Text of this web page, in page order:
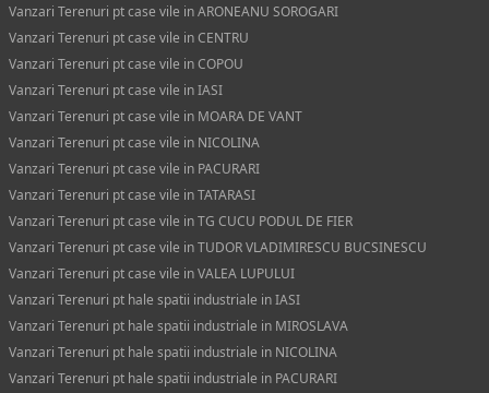
Vanzari Terenuri pt case vile in ARONEANU SOROGARI
Vanzari Terenuri pt case vile in CENTRU
Vanzari Terenuri pt case vile in COPOU
Vanzari Terenuri pt case vile in IASI
Vanzari Terenuri pt case vile in MOARA DE VANT
Vanzari Terenuri pt case vile in NICOLINA
Vanzari Terenuri pt case vile in PACURARI
Vanzari Terenuri pt case vile in TATARASI
Vanzari Terenuri pt case vile in TG CUCU PODUL DE FIER
Vanzari Terenuri pt case vile in TUDOR VLADIMIRESCU BUCSINESCU
Vanzari Terenuri pt case vile in VALEA LUPULUI
Vanzari Terenuri pt hale spatii industriale in IASI
Vanzari Terenuri pt hale spatii industriale in MIROSLAVA
Vanzari Terenuri pt hale spatii industriale in NICOLINA
Vanzari Terenuri pt hale spatii industriale in PACURARI